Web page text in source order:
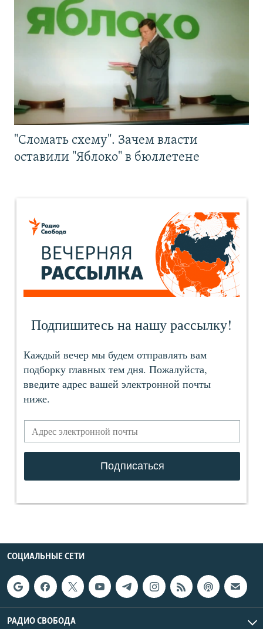
"Сломать схему". Зачем власти
оставили "Яблоко" в бюллетене
СОЦИАЛЬНЫЕ СЕТИ
РАДИО СВОБОДА